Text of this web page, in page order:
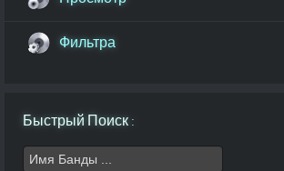
Фильтра
Быстрый Поиск :